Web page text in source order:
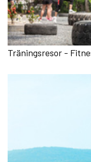
Träningsresor -